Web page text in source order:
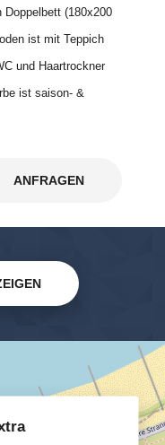
Doppelbett (180x200
ist mit Teppich
und Haartrockner
ist saison- &
ANFRAGEN